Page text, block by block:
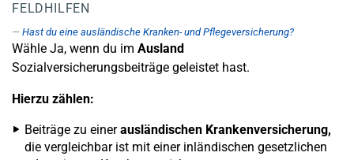
FELDHILFEN
Hast du eine ausländische Kranken- und Pflegeversicherung?
Wähle Ja, wenn du im Ausland
Sozialversicherungsbeiträge geleistet hast.
Hierzu zählen:
Beiträge zu einerausländischen Krankenversicherung,
die vergleichbar ist mit einer inländischen gesetzlichen